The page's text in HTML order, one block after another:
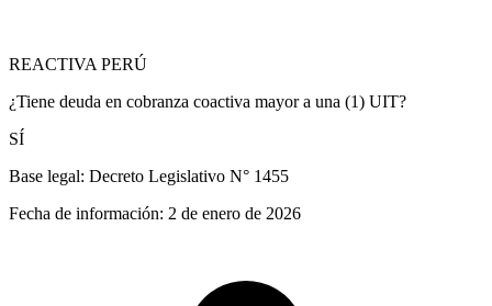
REACTIVA PERÚ
¿Tiene deuda en cobranza coactiva mayor a una (1) UIT?
SÍ
Base legal: Decreto Legislativo N° 1455
Fecha de información: 2 de enero de 2026